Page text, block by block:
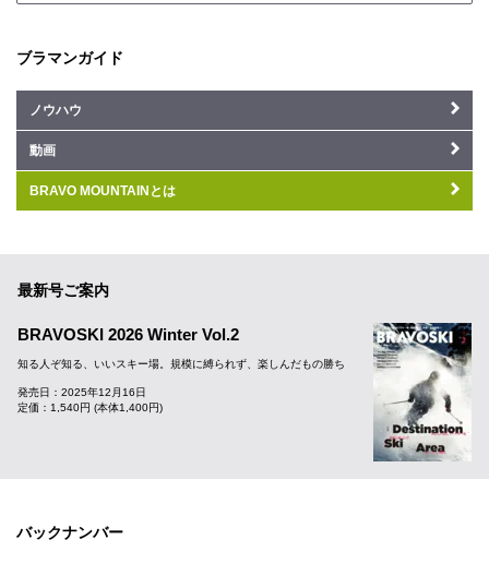
ブラマンガイド
ノウハウ
動画
BRAVO MOUNTAINとは
最新号ご案内
BRAVOSKI 2026 Winter Vol.2
知る人ぞ知る、いいスキー場。規模に縛られず、楽しんだもの勝ち
発売日：2025年12月16日
定価：1,540円 (本体1,400円)
バックナンバー